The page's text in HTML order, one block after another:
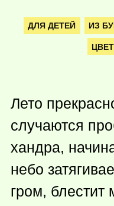
ДЛЯ ДЕТЕЙ ИЗ
Лето
случаются
хандра,
небо
гром, блестит